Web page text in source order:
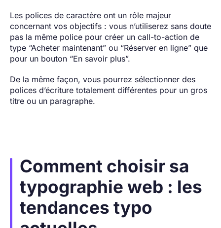
Les polices de caractère ont un rôle majeur
concernant vos objectifs : vous n’utiliserez sans doute
pas la même police pour créer un call-to-action de
type “Acheter maintenant” ou “Réserver en ligne” que
pour un bouton “En savoir plus”.
De la même façon, vous pourrez sélectionner des
polices d’écriture totalement différentes pour un gros
titre ou un paragraphe.
Comment choisir sa
typographie web : les
tendances typo